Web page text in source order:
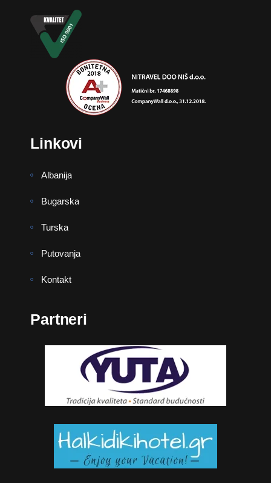
Linkovi
Albanija
Bugarska
Turska
Putovanja
Kontakt
Partneri